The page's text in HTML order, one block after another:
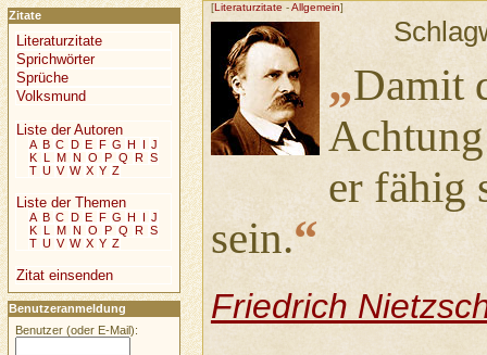
[Literaturzitate -Allgemein]
„Damit
er fähig
sein.“
Friedrich
Zitate
Literaturzitate
Sprichwörter
Sprüche
Volksmund
Liste der Autoren
A B C D E F G H I J
K L M N O P Q R S
T U V W X Y Z
Liste der Themen
A B C D E F G H I J
K L M N O P Q R S
T U V W X Y Z
Zitat einsenden
Benutzeranmeldung
Benutzer (oder E-Mail):